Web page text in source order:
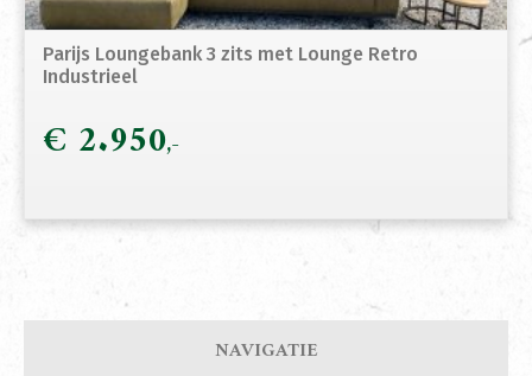
Parijs Loungebank 3 zits met Lounge Retro
Industrieel
€ 2.950
NAVIGATIE